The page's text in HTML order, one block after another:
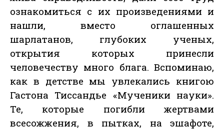
ознакомиться с их произведениями и
нашли, вместо оглашенных
шарлатанов, глубоких ученых,
открытия которых принесли
человечеству много блага. Вспоминаю,
как в детстве мы увлекались книгою
Гастона Тиссандье «Мученики науки».
Те, которые погибли жертвами
всесожжения, в пытках, на эшафоте,